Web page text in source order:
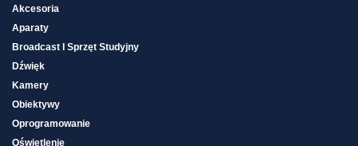
Akcesoria
Aparaty
Broadcast I Sprzęt Studyjny
Dźwięk
Kamery
Obiektywy
Oprogramowanie
Oświetlenie